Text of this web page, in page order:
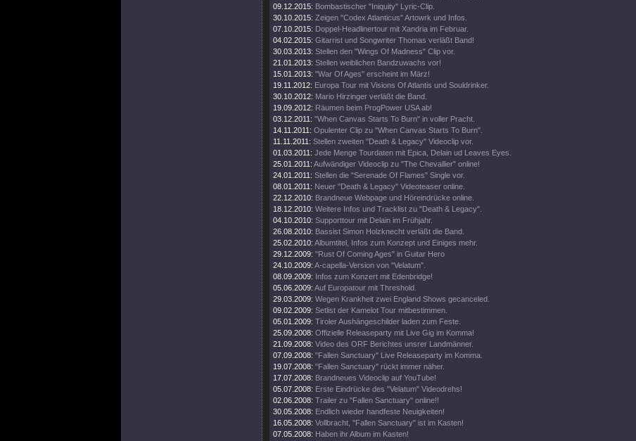
09.12.2015: Bombastischer "Iniquity" Lyric-Clip.
30.10.2015: Zeigen "Codex Atlanticus" Artowrk und Infos.
07.10.2015: Doppel-Headlinertour mit Xandria im Februar.
04.02.2015: Gitarrist und Songwriter Thomas verläßt Band!
30.03.2013: Stellen den "Wings Of Madness" Clip vor.
21.01.2013: Stellen weiblichen Bandzuwachs vor!
15.01.2013: "War Of Ages" erscheint im März!
19.11.2012: Europa Tour mit Visions Of Atlantis und Souldrinker.
30.10.2012: Mario Hirzinger verläßt die Band.
19.09.2012: Räumen beim ProgPower USA ab!
03.12.2011: "When Canvas Starts To Burn" in voller Pracht.
14.11.2011: Opulenter Clip zu "When Canvas Starts To Burn".
11.11.2011: Stellen zweiten "Death & Legacy" Videoclip vor.
01.03.2011: Jede Menge Tourdaten mit Epica, Delain ud Leaves Eyes.
25.01.2011: Aufwändiger Videoclip zu "The Chevallier" online!
24.01.2011: Stellen die "Serenade Of Flames" Single vor.
08.01.2011: Neuer "Death & Legacy" Videoteaser online.
22.12.2010: Brandneue Webpage und Höreindrücke online.
18.12.2010: Weitere Infos und Tracklist zu "Death & Legacy".
04.10.2010: Supporttour mit Delain im Frühjahr.
26.08.2010: Bassist Simon Holzknecht verläßt die Band.
25.02.2010: Albumtitel, Infos zum Konzept und Einiges mehr.
29.12.2009: "Rust Of Coming Ages" in Guitar Hero
24.10.2009: A-capella-Version von "Velatum".
08.09.2009: Infos zum Konzert mit Edenbridge!
05.06.2009: Auf Europatour mit Threshold.
29.03.2009: Wegen Krankheit zwei England Shows gecanceled.
09.02.2009: Setlist der Kamelot Tour mitbestimmen.
05.01.2009: Tiroler Aushängeschilder laden zum Feste.
25.09.2008: Offizielle Releaseparty mit Live Gig im Komma!
21.09.2008: Video des ORF Berichtes unsrer Landmänner.
07.09.2008: "Fallen Sanctuary" Live Releaseparty im Komma.
19.07.2008: "Fallen Sanctuary" rückt immer näher.
17.07.2008: Brandneues Videoclip auf YouTube!
05.07.2008: Erste Eindrücke des "Velatum" Videodrehs!
02.06.2008: Trailer zu "Fallen Sanctuary" online!!
30.05.2008: Endlich wieder handfeste Neuigkeiten!
16.05.2008: Vollbracht, "Fallen Sanctuary" ist im Kasten!
07.05.2008: Haben ihr Album im Kasten!